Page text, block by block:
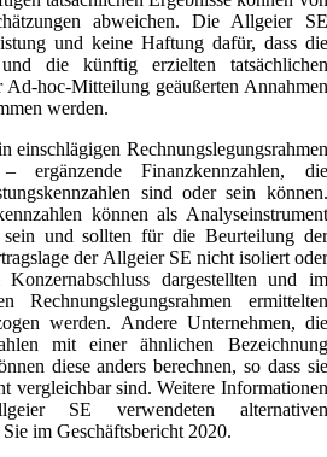
abweichen. Die Allgeier SE
und keine Haftung dafür, dass die
die künftig erzielten tatsächlichen
Ad-hoc-Mitteilung geäußerten Annahmen
werden.
einschlägigen Rechnungslegungsrahmen
ergänzende Finanzkennzahlen, die
sind oder sein können.
können als Analyseinstrument
sein und sollten für die Beurteilung der
der Allgeier SE nicht isoliert oder
dargestellten und im
Rechnungslegungsrahmen ermittelten
werden. Andere Unternehmen, die
mit einer ähnlichen Bezeichnung
diese anders berechnen, so dass sie
vergleichbar sind. Weitere Informationen
SE verwendeten alternativen
im Geschäftsbericht 2020.